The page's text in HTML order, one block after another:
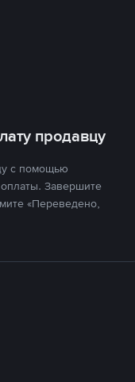
продавцу
с помощью
Завершите
«Переведено,